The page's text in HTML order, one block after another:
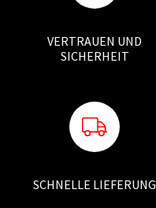
VERTRAUEN UND
SICHERHEIT
SCHNELLE LIEFERUNG